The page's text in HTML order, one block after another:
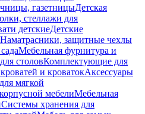
газетницыДетская
стеллажи для
детскиеДетские
Наматрасники, защитные чехлы
Мебельная фурнитура и
столовКомплектующие для
и кроватокАксессуары
мягкой
мебелиМебельная
Системы хранения для